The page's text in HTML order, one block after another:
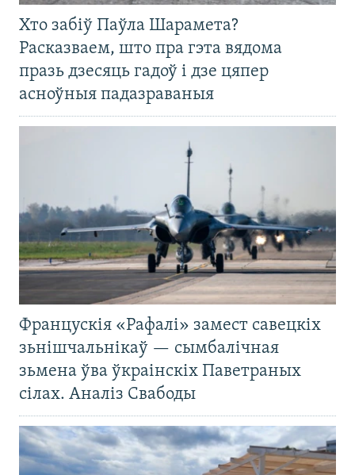
Хто забіў Паўла Шарамета?
Расказваем, што пра гэта вядома
празь дзесяць гадоў і дзе цяпер
асноўныя падазраваныя
Францускія «Рафалі» замест савецкіх
зьнішчальнікаў — сымбалічная
зьмена ўва ўкраінскіх Паветраных
сілах. Аналіз Свабоды